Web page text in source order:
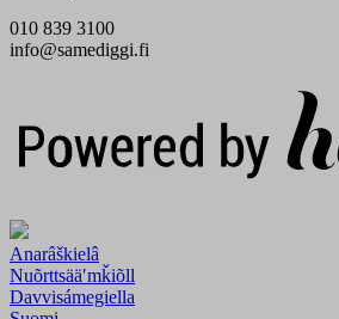
010 839 3100
info@samediggi.fi
Anarâškielâ
Nuõrttsääʹmǩiõll
Davvisámegiella